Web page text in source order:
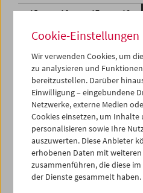
15
16 17 18
22
23 24 25
29
31
05
06 07 08
iCalender
Programmheft-PDF
English language or
< Vorherige Woche
Cookie-Einstellungen
Wir verwenden Cookies, um
zu analysieren und
bereitzustellen. Darüber
Einwilligung – eingebundene
Netzwerke, externe Medien
Cookies einsetzen, um Inhalte
personalisieren sowie Ihre
auszuwerten. Diese Anbieter
erhobenen Daten mit
zusammenführen, die diese
der Dienste gesammelt haben.